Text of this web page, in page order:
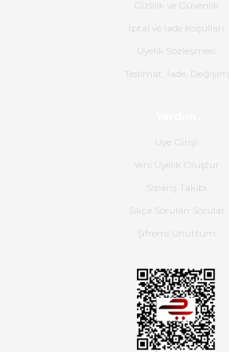
olmuş, tam istediğim gibi. Ayrıca
satış personeline de güzel ve
Ürün iki gün içinde elime
hassasiyetleri ve Ürünün kalitesi
Gizlilik ve Güvenlik
İptal ve İade Koşulları
Üyelik Sözleşmesi
Teslimat, İade, Değişim
Üye Girişi
Yeni Üyelik Oluştur
Sipariş Takibi
Sıkça Sorulan Sorular
Şifremi Unuttum